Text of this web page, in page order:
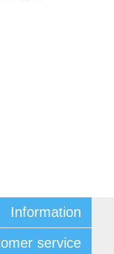
Information
Sitemap
التوصيل والإرجاع
service